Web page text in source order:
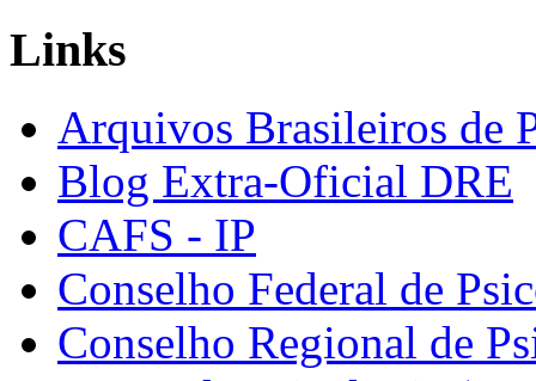
Links
Arquivos Brasileiros de
Blog Extra-Oficial DRE
CAFS - IP
Conselho Federal de
Conselho Regional de